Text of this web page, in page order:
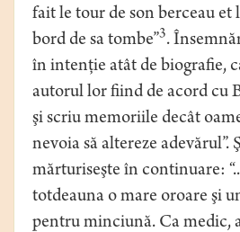
fait le tour de son berceau et
bord de sa tombe”3.
în intenţie atât de biografie,
autorul lor fiind de acord cu
şi scriu memoriile decât
nevoia să altereze adevărul”.
mărturiseşte în continuare:
totdeauna o mare oroare şi
pentru minciună. Ca medic,